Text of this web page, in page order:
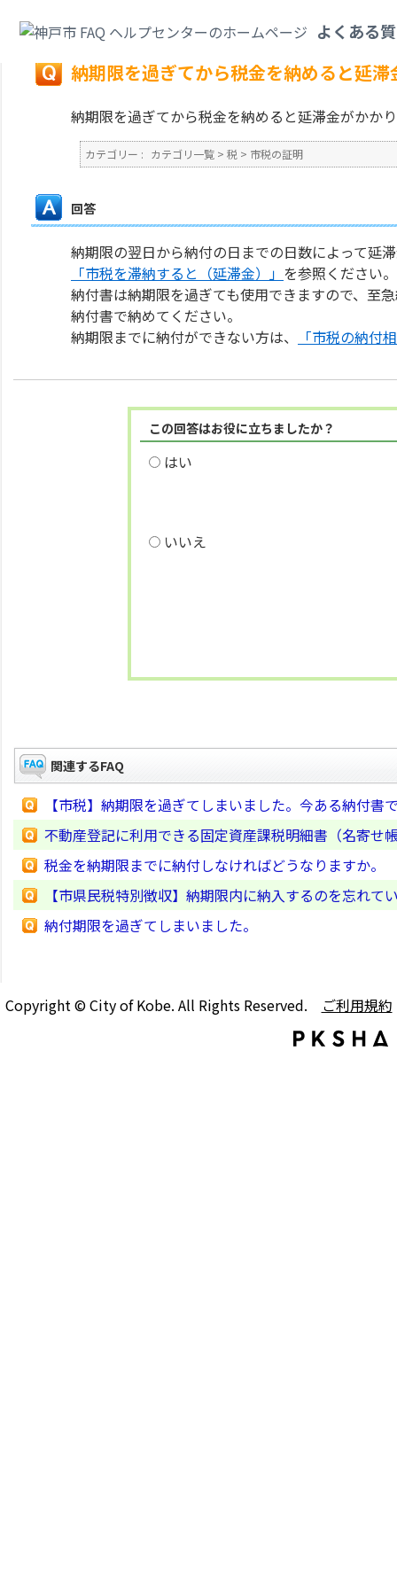
よくある
戻る
納期限を過ぎてから税金を納めると延
納期限を過ぎてから税金を納めると延滞金がかか
カテゴリー : カテゴリ一覧 > 税 > 市税の証明
回答
納期限の翌日から納付の日までの日数によって延
「市税を滞納すると（延滞金）」 を参照ください。
納付書は納期限を過ぎても使用できますので、至
納付書で納めてください。
納期限までに納付ができない方は、
「市税の納付
この回答はお役に立ちましたか？
はい
いいえ
関連するFAQ
【市税】納期限を過ぎてしまいました。今ある納付書
不動産登記に利用できる固定資産課税明細書（名寄せ
税金を納期限までに納付しなければどうなりますか。
【市県民税特別徴収】納期限内に納入するのを忘れ
納付期限を過ぎてしまいました。
Copyright © City of Kobe. All Rights Reserved. ご利用規約